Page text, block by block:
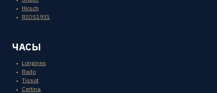
Hirsch
RIOS1931
ЧАСЫ
Longines
Rado
Tissot
Certina